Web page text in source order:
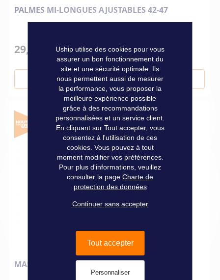
PALMES MI-LONGUES AJUSTABLES 42-47
29,00 €
Ajouter au panier
MASQUE BEUCHAT FACIAL SMILE+ L/XL
Uship utilise des cookies pour vous
assurer un bon fonctionnement du
site et une sécurité optimale. Ils
nous permettent aussi de mesurer
la performance, vous proposer la
meilleure expérience possible
grâce à des recommandations
personnalisées et un service client.
En cliquant sur Tout accepter, vous
consentez à l'utilisation de ces
cookies. Vous pouvez à tout
moment modifier vos préférences.
Pour plus d'informations, veuillez
consulter la page Charte de
protection des données
Continuer sans accepter
Tout accepter
Personnaliser